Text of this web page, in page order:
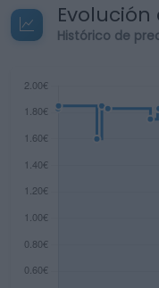
Histórico de